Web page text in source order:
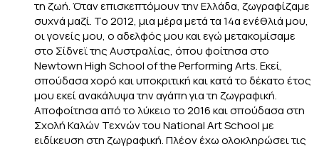
τη ζωή. Όταν επισκεπτόμουν την Ελλάδα, ζωγραφίζαμε
συχνά μαζί. Το 2012, μια μέρα μετά τα 14α ενέθλιά μου,
οι γονείς μου, ο αδελφός μου και εγώ μετακομίσαμε
στο Σίδνεϊ της Αυστραλίας, όπου φοίτησα στο
Newtown High School of the Performing Arts. Εκεί,
σπούδασα χορό και υποκριτική και κατά το δέκατο έτος
μου εκεί ανακάλυψα την αγάπη για τη ζωγραφική.
Αποφοίτησα από το λύκειο το 2016 και σπούδασα στη
Σχολή Καλών Τεχνών του National Art School με
ειδίκευση στη ζωγραφική. Πλέον έχω ολοκληρώσει τις